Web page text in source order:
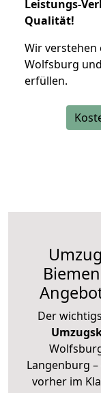
Leistungs-
Qualität!
Wir verstehen
Wolfsburg
erfüllen.
Der
Langenburg –
vorher im